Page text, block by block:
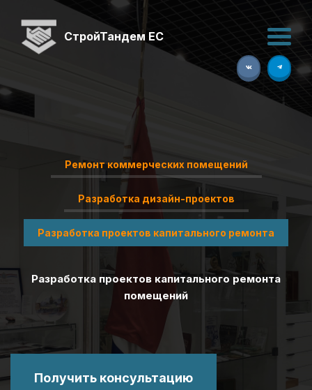
СтройТандем ЕС
Ремонт коммерческих помещений
Разработка дизайн-проектов
Разработка проектов капитального ремонта
Ремонт коммерческих помещений с экономией
бюджета до 20% и гарантией на работы до 5 лет
Разработка дизайн-проектов жилых и
общественных помещений
Разработка проектов капитального ремонта
помещений